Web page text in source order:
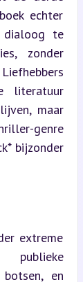
echter
dialoog te
zonder
literatuur
maar
genre
bijzonder
extreme
en